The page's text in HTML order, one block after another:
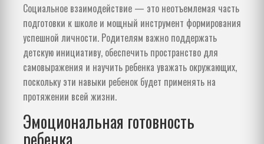
Социальное взаимодействие — это неотъемлемая часть
подготовки к школе и мощный инструмент формирования
успешной личности. Родителям важно поддержать
детскую инициативу, обеспечить пространство для
самовыражения и научить ребенка уважать окружающих,
поскольку эти навыки ребенок будет применять на
протяжении всей жизни.
Эмоциональная готовность
ребенка